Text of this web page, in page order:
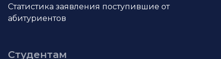
Статистика заявления поступившие от
абитуриентов
Студентам